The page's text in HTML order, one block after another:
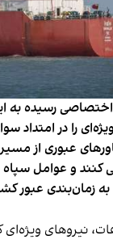
رسیده به
را در
عبوری از
و عوامل
زمان‌بندی عبور
نیروهای ویژه‌ای